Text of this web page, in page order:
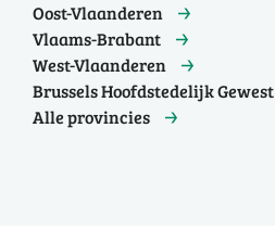
Oost-Vlaanderen
Vlaams-Brabant
West-Vlaanderen
Brussels Hoofdstedelijk Gewest
Alle provincies